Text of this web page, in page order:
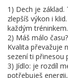
1) Dech je
zlepšíš výkon i
každým tréninkem.
2) Máš málo
Kvalita převažuje
sezení ti přinesou
3) Jídlo: je rozdíl
potřebuješ